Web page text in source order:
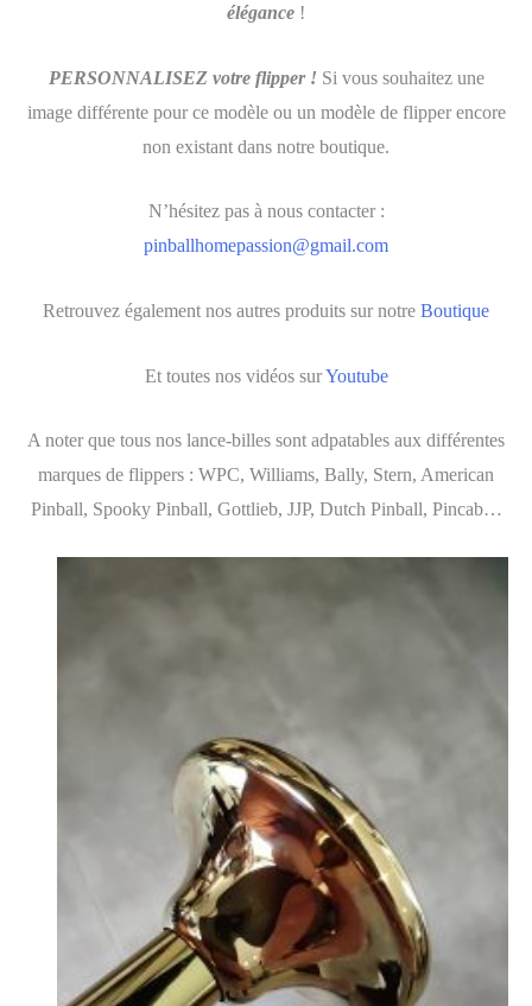
élégance !
PERSONNALISEZ votre flipper ! Si vous souhaitez une
image différente pour ce modèle ou un modèle de flipper encore
non existant dans notre boutique.
N’hésitez pas à nous contacter :
pinballhomepassion@gmail.com
Retrouvez également nos autres produits sur notre Boutique
Et toutes nos vidéos surYoutube
A noter que tous nos lance-billes sont adpatables aux différentes
marques de flippers : WPC, Williams, Bally, Stern, American
Pinball, Spooky Pinball, Gottlieb, JJP, Dutch Pinball, Pincab…